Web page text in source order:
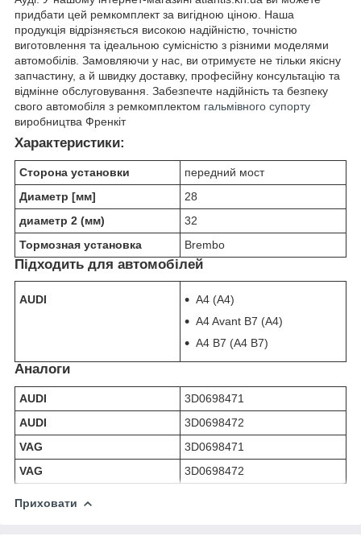
придбати цей ремкомплект за вигідною ціною. Наша
продукція відрізняється високою надійністю, точністю
виготовлення та ідеальною сумісністю з різними моделями
автомобілів. Замовляючи у нас, ви отримуєте не тільки якісну
запчастину, а й швидку доставку, професійну консультацію та
відмінне обслуговування. Забезпечте надійність та безпеку
свого автомобіля з ремкомплектом гальмівного супорту
виробництва Френкіт
Характеристики:
Сторона установки
передний мост
Диаметр [мм]
28
диаметр 2 (мм)
32
Тормозная установка
Brembo
Підходить для автомобілей
AUDI
A4 (А4)
A4 Avant B7 (А4)
A4 B7 (А4 В7)
Аналоги
AUDI
3D0698471
AUDI
3D0698472
VAG
3D0698471
VAG
3D0698472
Приховати